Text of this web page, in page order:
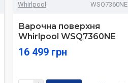
Whirlpool WSQ7360NE
Варочна поверхня
Whirlpool WSQ7360NE
16 499 грн